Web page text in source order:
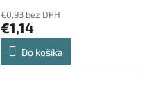
€0,93 bez DPH
€1,14
Do košíka